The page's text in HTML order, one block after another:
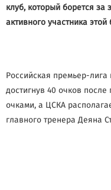
клуб, который борется
активного участника
Российская премьер-
достигнув 40 очков
очками, а ЦСКА
главного тренера Деяна